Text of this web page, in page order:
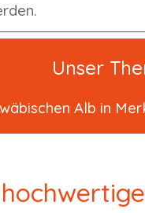
Unser
Alb in